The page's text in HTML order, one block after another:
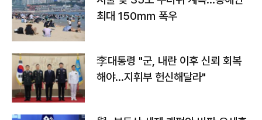
최대 150㎜ 폭우
李대통령 "군, 내란 이후 신뢰 회복
해야…지휘부 헌신해달라"